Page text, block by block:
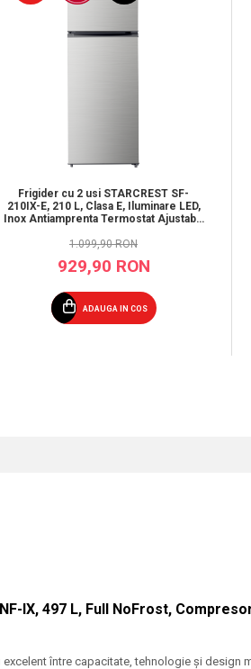
Frigider cu 2 usi STARCREST SF-
210IX-E, 210 L, Clasa E, Iluminare LED,
Inox Antiamprenta Termostat Ajustabil,
1.099,90 RON
929,90 RON
ADAUGA IN COS
IX, 497 L, Full NoFrost,
excelent între capacitate, tehnologie și